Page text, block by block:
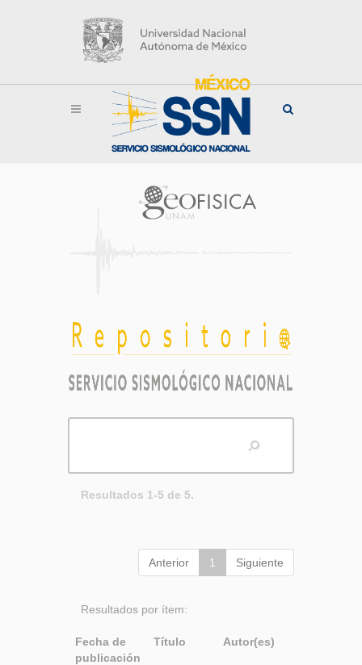
Resultados 1-5 de 5.
Anterior 1 Siguiente
Resultados por ítem:
Fecha de
publicación
Título Autor(es)